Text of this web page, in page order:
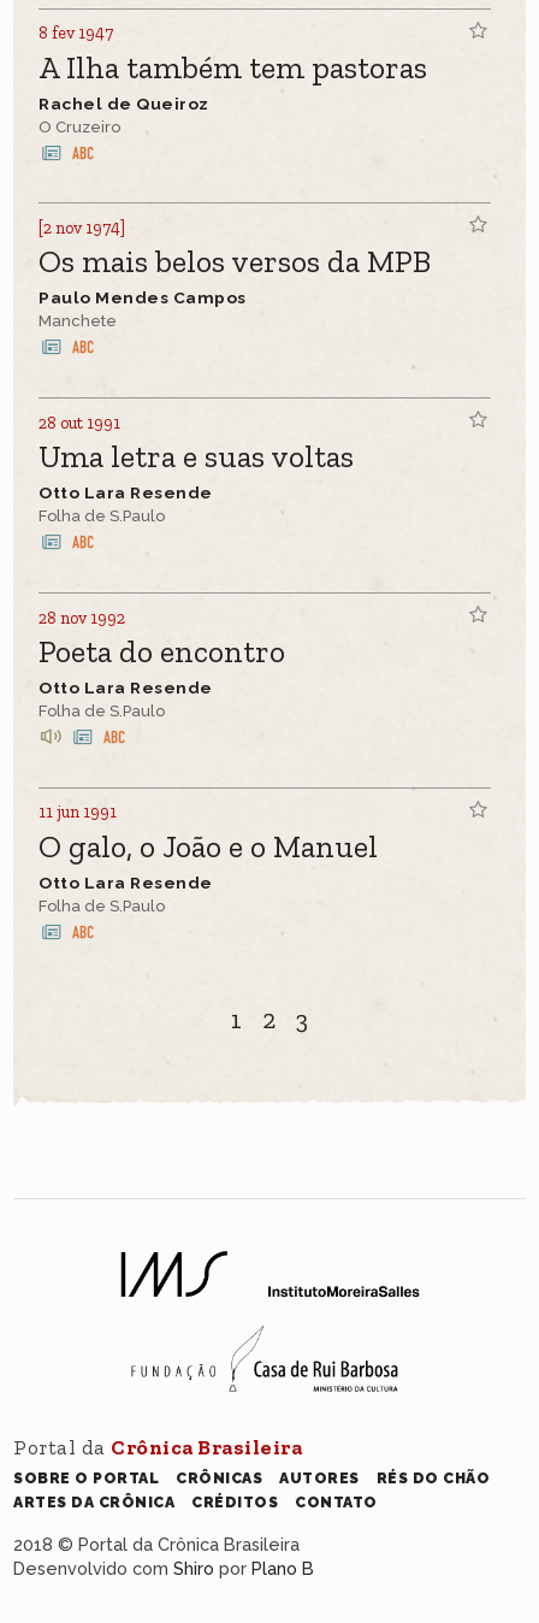
8 fev 1947
A Ilha também tem pastoras
Rachel de Queiroz
O Cruzeiro
[2 nov 1974]
Os mais belos versos da MPB
Paulo Mendes Campos
Manchete
28 out 1991
Uma letra e suas voltas
Otto Lara Resende
Folha de S.Paulo
28 nov 1992
Poeta do encontro
Otto Lara Resende
Folha de S.Paulo
11 jun 1991
O galo, o João e o Manuel
Otto Lara Resende
Folha de S.Paulo
1 2 3
Portal da Crônica Brasileira
SOBRE O PORTAL CRÔNICAS AUTORES
RÉS DO CHÃO
ARTES DA CRÔNICA
CRÉDITOS CONTATO
2018 © Portal da Crônica Brasileira
Desenvolvido comShiro porPlano B